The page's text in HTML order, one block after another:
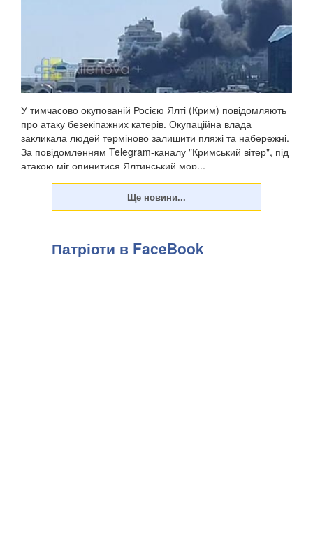
У тимчасово окупованій Росією Ялті (Крим) повідомляють
про атаку безекіпажних катерів. Окупаційна влада
закликала людей терміново залишити пляжі та набережні.
За повідомленням Telegram-каналу "Кримський вітер", під
атакою міг опинитися Ялтинський мор...
Патріоти в FaceBook